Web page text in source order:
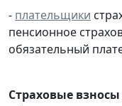
- плательщики
пенсионное
обязательный
Страховые